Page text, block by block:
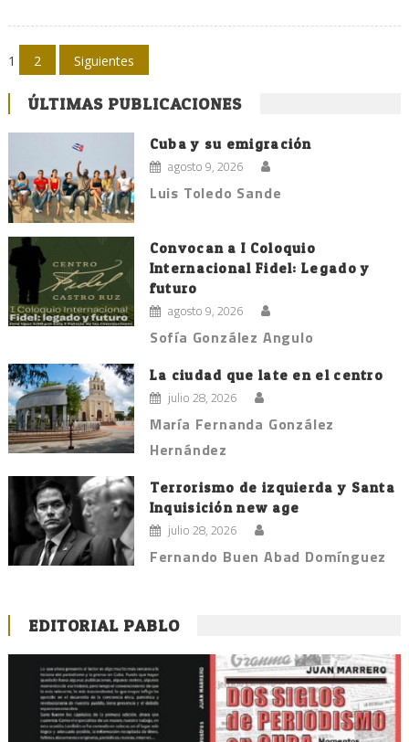
Navegación
de
entradas
1 2 Siguientes
ÚLTIMAS PUBLICACIONES
Cuba y su emigración
agosto 9, 2026
Luis Toledo Sande
Convocan a I Coloquio
Internacional Fidel: Legado y
futuro
agosto 9, 2026
Sofía González Angulo
La ciudad que late en el centro
julio 28, 2026
María Fernanda González
Hernández
Terrorismo de izquierda y Santa
Inquisición new age
julio 28, 2026
Fernando Buen Abad Domínguez
EDITORIAL PABLO